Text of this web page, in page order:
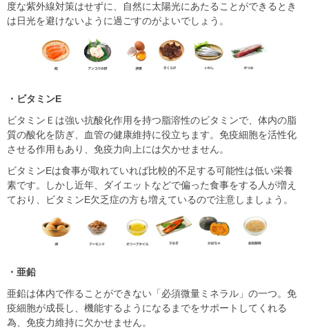
度な紫外線対策はせずに、⾃然に太陽光にあたることができるとき
は⽇光を避けないように過ごすのがよいでしょう。
・ビタミンE
ビタミンＥは強い抗酸化作⽤を持つ脂溶性のビタミンで、体内の脂
質の酸化を防ぎ、⾎管の健康維持に役⽴ちます。免疫細胞を活性化
させる作⽤もあり、免疫⼒向上には⽋かせません。
ビタミンEは⾷事が取れていれば⽐較的不⾜する可能性は低い栄養
素です。しかし近年、ダイエットなどで偏った⾷事をする⼈が増え
ており、ビタミンE⽋乏症の⽅も増えているので注意しましょう。
・亜鉛
亜鉛は体内で作ることができない「必須微量ミネラル」の⼀つ。免
疫細胞が成⻑し、機能するようになるまでをサポートしてくれる
為、免疫⼒維持に⽋かせません。